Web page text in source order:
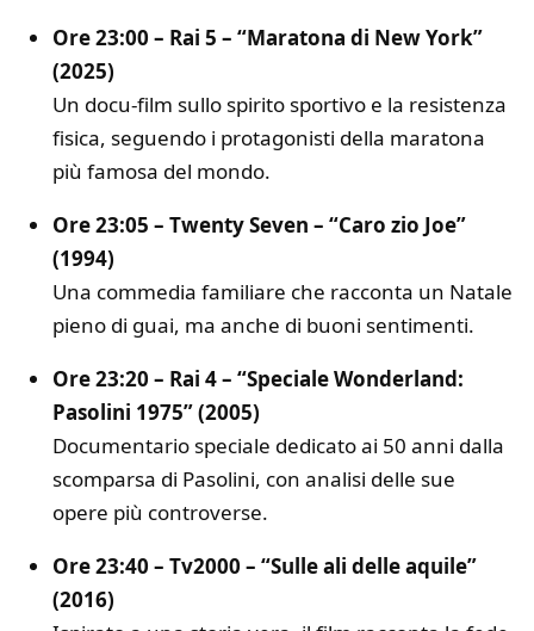
Ore 23:00 – Rai 5 – “Maratona di New York”
(2025)
Un docu-film sullo spirito sportivo e la resistenza
fisica, seguendo i protagonisti della maratona
più famosa del mondo.
Ore 23:05 – Twenty Seven – “Caro zio Joe”
(1994)
Una commedia familiare che racconta un Natale
pieno di guai, ma anche di buoni sentimenti.
Ore 23:20 – Rai 4 – “Speciale Wonderland:
Pasolini 1975” (2005)
Documentario speciale dedicato ai 50 anni dalla
scomparsa di Pasolini, con analisi delle sue
opere più controverse.
Ore 23:40 – Tv2000 – “Sulle ali delle aquile”
(2016)